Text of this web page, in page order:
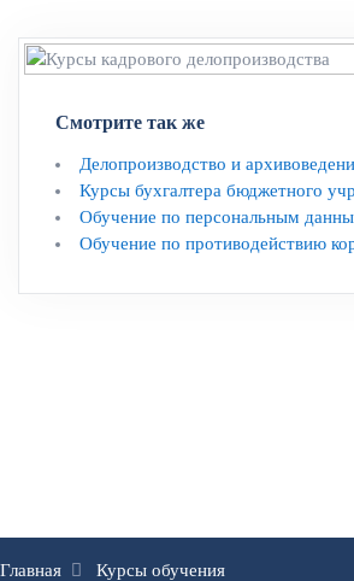
Смотрите так же
Делопроизводство и
Курсы бухгалтера бюджетного
Обучение по персональным
Обучение по противодействию
Главная Курсы обучения